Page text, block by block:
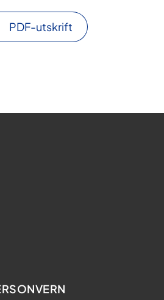
PDF-utskrift